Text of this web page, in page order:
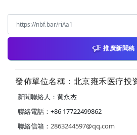
推廣新聞稿
發佈單位名稱：北京雍禾医疗投
新聞聯絡人：黄永杰
聯絡電話：+86 17722499862
聯絡信箱： 2863244597@qq.com